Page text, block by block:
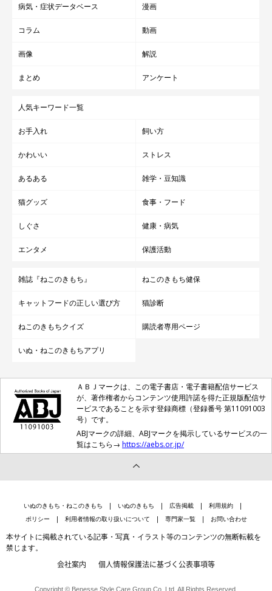
病気・症状データベース 漫画
コラム 動画
画像 解説
まとめ アンケート
人気キーワード一覧
お手入れ 飼い方
かわいい ストレス
あるある 雑学・豆知識
猫グッズ 食事・フード
しぐさ 健康・病気
エンタメ 保護活動
雑誌『ねこのきもち』 ねこのきもち健保
キャットフードの正しい選び方 猫診断
ねこのきもちクイズ 購読者専用ページ
いぬ・ねこのきもちアプリ
ＡＢＪマークは、この電子書店・電子書籍配信サービス
が、著作権者からコンテンツ使用許諾を得た正規版配信サ
ービスであることを示す登録商標（登録番号 第11091003
号）です。
ABJマークの詳細、ABJマークを掲示しているサービスの一
覧はこちら→ https://aebs.or.jp/
いぬのきもち・ねこのきもち いぬのきもち 広告掲載
利用規約
ポリシー
利用者情報の取り扱いについて 専門家一覧 お問い合わせ
本サイトに掲載されている記事・写真・イラスト等のコンテンツの無断転載を
禁じます。
会社案内 個人情報保護法に基づく公表事項等
Copyright © Benesse Style Care Group Co.,Ltd. All Rights Reserved.